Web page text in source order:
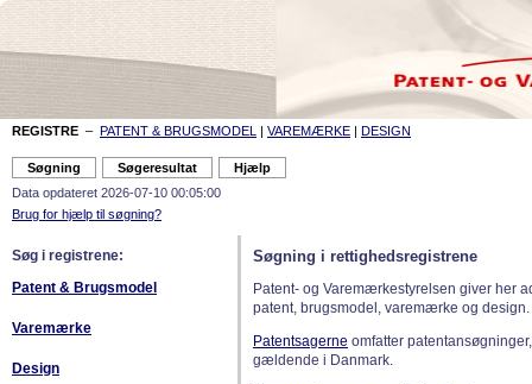
REGISTRE – PATENT & BRUGSMODEL | VAREMÆRKE | DESIGN
Data opdateret 2026-07-10 00:05:00
Brug for hjælp til søgning?
Søg i registrene:
Patent & Brugsmodel
Varemærke
Design
Søgning i rettighedsregistrene
Patent- og Varemærkestyrelsen giver her
patent, brugsmodel, varemærke og design.
Patentsagerne omfatter
gældende i Danmark.